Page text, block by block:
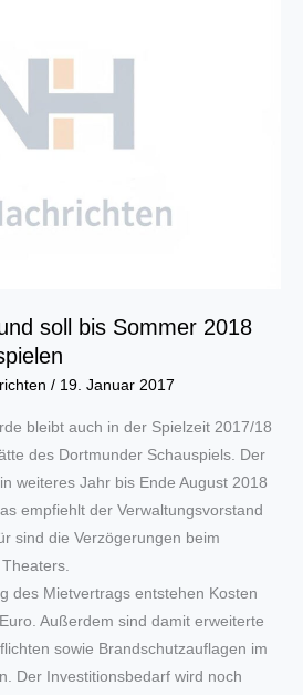
soll bis Sommer 2018
/ 19. Januar 2017
bleibt auch in der Spielzeit 2017/18
des Dortmunder Schauspiels. Der
weiteres Jahr bis Ende August 2018
empfiehlt der Verwaltungsvorstand
sind die Verzögerungen beim
des Mietvertrags entstehen Kosten
Außerdem sind damit erweiterte
sowie Brandschutzauflagen im
Der Investitionsbedarf wird noch